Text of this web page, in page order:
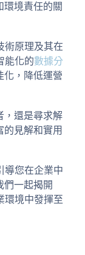
環境責任的關
術原理及其在
能化的數據分
化，降低運營
，還是尋求解
的見解和實用
導您在企業中
們一起揭開
環境中發揮至